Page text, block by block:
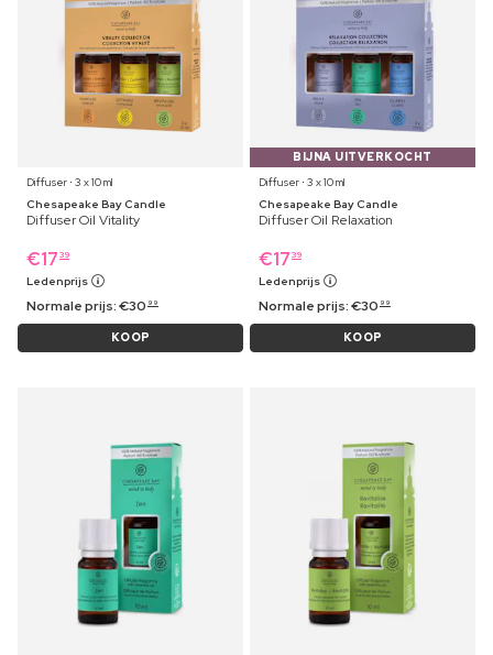
Diffuser ⋅ 3 x 10 ml
Chesapeake Bay Candle
Diffuser Oil Vitality
€17 39
Ledenprijs
Normale prijs:€30 99
KOOP
BIJNA UITVERKOCHT
Diffuser ⋅ 3 x 10 ml
Chesapeake Bay Candle
Diffuser Oil Relaxation
€17 39
Ledenprijs
Normale prijs:€30 99
KOOP